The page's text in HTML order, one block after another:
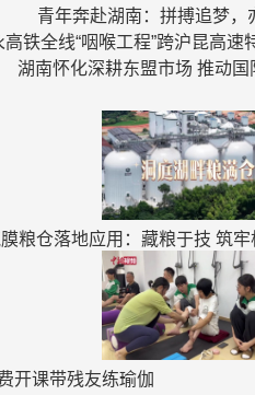
青年奔赴湖南：拼搏追梦，
高铁全线“咽喉工程”跨沪昆高速
湖南怀化深耕东盟市场 推动
粮仓落地应用：藏粮于技 筑牢
开课带残友练瑜伽